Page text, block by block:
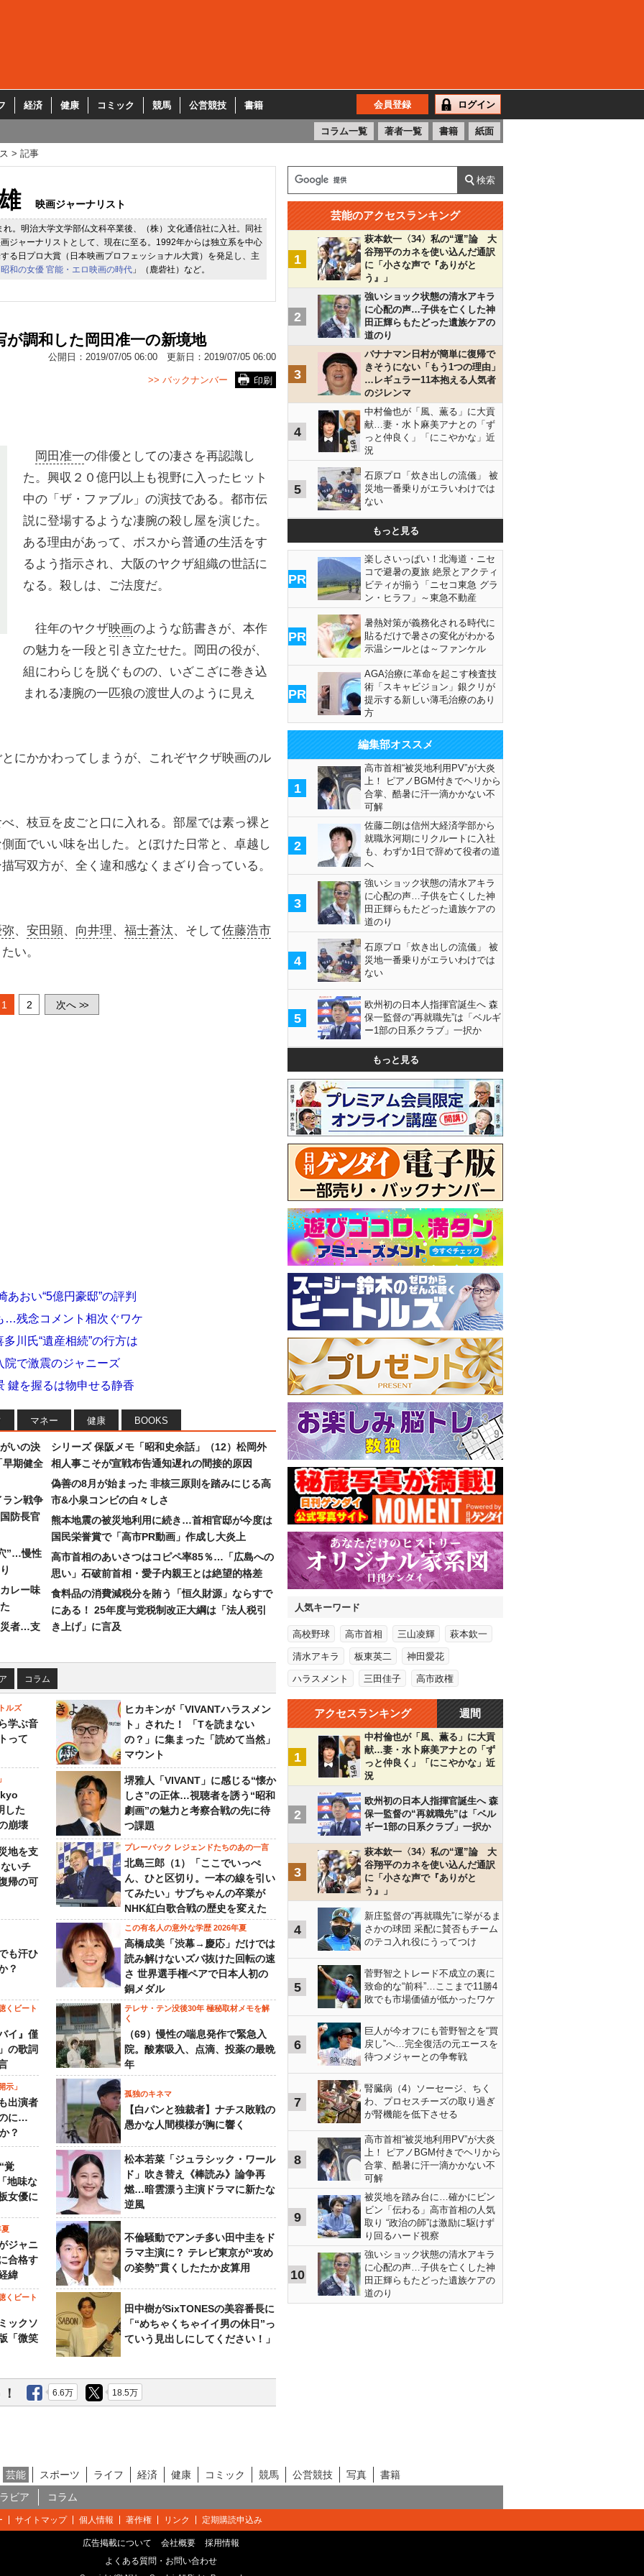
経済 健康 コミック 競馬 公営競技 書籍 会員登録 ログイン
コラム一覧 著者一覧 書籍 紙面
記事
映画ジャーナリスト
れ。明治大学文学部仏文科卒業後、（株）文化通信社に入社。同社
ジャーナリストとして、現在に至る。1992年からは独立系を中心
る日プロ大賞（日本映画プロフェッショナル大賞）を発足し、主
昭和の女優 官能・エロ映画の時代 」（鹿砦社）など。
調和した岡田准一の新境地
公開日： 2019/07/05 06:00 更新日： 2019/07/05 06:00
印刷
>> バックナンバー
岡田准一の俳優としての凄さを再認識し
た。興収２０億円以上も視野に入ったヒット
中の「ザ・ファブル」の演技である。都市伝
説に登場するような凄腕の殺し屋を演じた。
ある理由があって、ボスから普通の生活をす
るよう指示され、大阪のヤクザ組織の世話に
なる。殺しは、ご法度だ。
往年のヤクザ映画のような筋書きが、本作
の魅力を一段と引き立たせた。岡田の役が、
組にわらじを脱ぐものの、いざこざに巻き込
まれる凄腕の一匹狼の渡世人のように見え
にかかわってしまうが、これぞヤクザ映画のル
、枝豆を皮ごと口に入れる。部屋では素っ裸と
面でいい味を出した。とぼけた日常と、卓越し
写双方が、全く違和感なくまざり合っている。
、 安田顕、 向井理、 福士蒼汰、そして佐藤浩市
い。
1 2 次へ >>
おい“5億円豪邸”の評判
…残念コメント相次ぐワケ
川氏“遺産相続”の行方は
院で激震のジャニーズ
鍵を握るは物申せる静香
マネー 健康 BOOKS
いの決
早期健全
ラン戦争
防長官
”…慢性
レー味
災者…支
シリーズ 保阪メモ「昭和史余話」（12）松岡外
相人事こそが宣戦布告通知遅れの間接的原因
偽善の8月が始まった 非核三原則を踏みにじる高
市&小泉コンビの白々しさ
熊本地震の被災地利用に続き…首相官邸が今度は
国民栄誉賞で「高市PR動画」作成し大炎上
高市首相のあいさつはコピペ率85％…「広島への
思い」石破前首相・愛子内親王とは絶望的格差
食料品の消費減税分を賄う「恒久財源」ならすで
にある！ 25年度与党税制改正大綱は「法人税引
き上げ」に言及
コラム
ルズ
学ぶ音
って
ヒカキンが「VIVANTハラスメン
ト」された！ 「Tを読まない
の？」に集まった「読めて当然」
マウント
した
崩壊
堺雅人「VIVANT」に感じる“懐か
しさ”の正体…視聴者を誘う“昭和
劇画”の魅力と考察合戦の先に待
つ課題
地を支
いチ
帰の可
プレーバック レジェンドたちのあの一言
北島三郎（1）「ここでいっぺ
ん、ひと区切り。一本の線を引い
てみたい」サブちゃんの卒業が
NHK紅白歌合戦の歴史を変えた
も汗ひ
？
この有名人の意外な学歴 2026年夏
高橋成美「渋幕→慶応」だけでは
読み解けないズバ抜けた回転の速
さ 世界選手権ペアで日本人初の
銅メダル
くビート
イ』僅
の歌詞
テレサ・テン没後30年 極秘取材メモを解
く
（69）慢性の喘息発作で緊急入
院。酸素吸入、点滴、投薬の最晩
年
示」
出演者
に…
？
孤独のキネマ
【白パンと独裁者】ナチス敗戦の
愚かな人間模様が胸に響く
覚
地味な
女優に
松本若菜「ジュラシック・ワール
ド」吹き替え《棒読み》論争再
燃…暗雲漂う主演ドラマに新たな
逆風
夏
ジャニ
合格す
緯
不倫騒動でアンチ多い田中圭をド
ラマ主演に？ テレビ東京が“攻め
の姿勢”貫くしたたか皮算用
くビート
ックソ
「微笑
田中樹がSixTONESの美容番長に
「“めちゃくちゃイイ男の休日”っ
ていう見出しにしてください！」
6.6万 18.5万
芸能のアクセスランキング
1
萩本欽一〈34〉私の“運”論 大
谷翔平のカネを使い込んだ通訳
に「小さな声で『ありがと
う』」
2
強いショック状態の清水アキラ
に心配の声…子供を亡くした神
田正輝らもたどった遺族ケアの
道のり
3
バナナマン日村が簡単に復帰で
きそうにない「もう1つの理由」
…レギュラー11本抱える人気者
のジレンマ
4
中村倫也が「風、薫る」に大貢
献…妻・水卜麻美アナとの「ず
っと仲良く」「にこやかな」近
況
5
石原プロ「炊き出しの流儀」 被
災地一番乗りがエラいわけでは
ない
もっと見る
PR
楽しさいっぱい！北海道・ニセ
コで避暑の夏旅 絶景とアクティ
ビティが揃う「ニセコ東急 グラ
ン・ヒラフ」～東急不動産
PR
暑熱対策が義務化される時代に
貼るだけで暑さの変化がわかる
示温シールとは～ファンケル
PR
AGA治療に革命を起こす検査技
術「スキャビジョン」銀クリが
提示する新しい薄毛治療のあり
方
編集部オススメ
1
高市首相“被災地利用PV”が大炎
上！ ピアノBGM付きでヘリから
合掌、酷暑に汗一滴かかない不
可解
2
佐藤二朗は信州大経済学部から
就職氷河期にリクルートに入社
も、わずか1日で辞めて役者の道
へ
3
強いショック状態の清水アキラ
に心配の声…子供を亡くした神
田正輝らもたどった遺族ケアの
道のり
4
石原プロ「炊き出しの流儀」 被
災地一番乗りがエラいわけでは
ない
5
欧州初の日本人指揮官誕生へ 森
保一監督の“再就職先”は「ベルギ
ー1部の日系クラブ」一択か
もっと見る
人気キーワード
高校野球 高市首相 三山凌輝 萩本欽一
清水アキラ 板東英二 神田愛花
ハラスメント 三田佳子 高市政権
アクセスランキング 週間
1
中村倫也が「風、薫る」に大貢
献…妻・水卜麻美アナとの「ず
っと仲良く」「にこやかな」近
況
2
欧州初の日本人指揮官誕生へ 森
保一監督の“再就職先”は「ベル
ギー1部の日系クラブ」一択か
3
萩本欽一〈34〉私の“運”論 大
谷翔平のカネを使い込んだ通訳
に「小さな声で『ありがと
う』」
4
新庄監督の“再就職先”に挙がるま
さかの球団 采配に賛否もチーム
のテコ入れ役にうってつけ
5
菅野智之トレード不成立の裏に
致命的な“前科”…ここまで11勝4
敗でも市場価値が低かったワケ
6
巨人が今オフにも菅野智之を“買
戻し”へ…完全復活の元エースを
待つメジャーとの争奪戦
7
腎臓病（4）ソーセージ、ちく
わ、プロセスチーズの取り過ぎ
が腎機能を低下させる
8
高市首相“被災地利用PV”が大炎
上！ ピアノBGM付きでヘリから
合掌、酷暑に汗一滴かかない不
可解
9
被災地を踏み台に…確かにビン
ビン「伝わる」高市首相の人気
取り “政治の師”は激励に駆けず
り回るハード視察
10
強いショック状態の清水アキラ
に心配の声…子供を亡くした神
田正輝らもたどった遺族ケアの
道のり
芸能 スポーツ ライフ 経済 健康 コミック 競馬 公営競技 写真
書籍
ビア コラム
サイトマップ 個人情報 著作権 リンク 定期購読申込み
広告掲載について 会社概要
採用情報
よくある質問・お問い合わせ